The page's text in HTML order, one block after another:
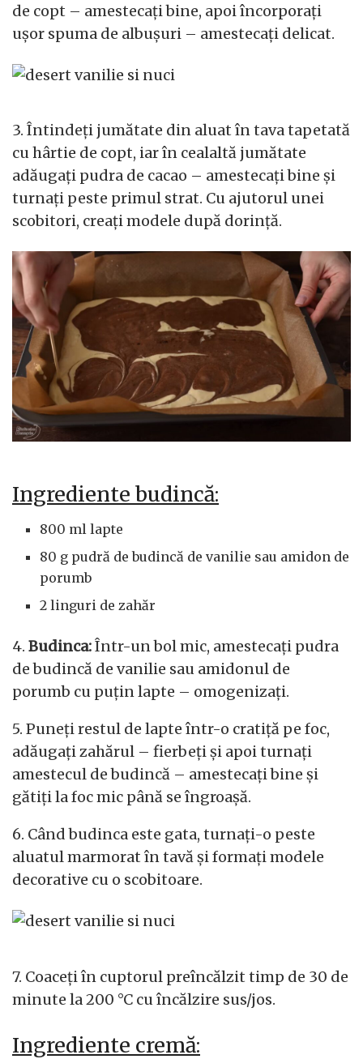
de copt – amestecați bine, apoi încorporați
ușor spuma de albușuri – amestecați delicat.
3. Întindeți jumătate din aluat în tava tapetată
cu hârtie de copt, iar în cealaltă jumătate
adăugați pudra de cacao – amestecați bine și
turnați peste primul strat. Cu ajutorul unei
scobitori, creați modele după dorință.
Ingrediente budincă:
800 ml lapte
80 g pudră de budincă de vanilie sau amidon de
porumb
2 linguri de zahăr
4. Budinca:Într-un bol mic, amestecați pudra
de budincă de vanilie sau amidonul de
porumb cu puțin lapte – omogenizați.
5. Puneți restul de lapte într-o cratiță pe foc,
adăugați zahărul – fierbeți și apoi turnați
amestecul de budincă – amestecați bine și
gătiți la foc mic până se îngroașă.
6. Când budinca este gata, turnați-o peste
aluatul marmorat în tavă și formați modele
decorative cu o scobitoare.
7. Coaceți în cuptorul preîncălzit timp de 30 de
minute la 200 °C cu încălzire sus/jos.
Ingrediente cremă: